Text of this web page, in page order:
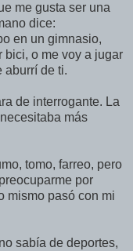
me gusta ser una
dice:
en un gimnasio,
bici, o me voy a jugar
aburrí de ti.
de interrogante. La
más
tomo, farreo, pero
por
mismo pasó con mi
sabía de deportes,